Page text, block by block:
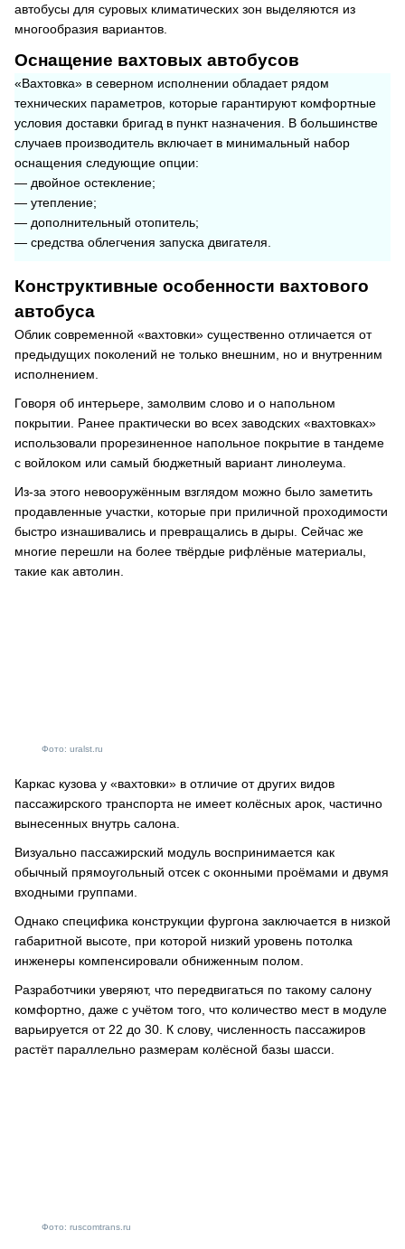
автобусы для суровых климатических зон выделяются из
многообразия вариантов.
Оснащение вахтовых автобусов
«Вахтовка» в северном исполнении обладает рядом
технических параметров, которые гарантируют комфортные
условия доставки бригад в пункт назначения. В большинстве
случаев производитель включает в минимальный набор
оснащения следующие опции:
— двойное остекление;
— утепление;
— дополнительный отопитель;
— средства облегчения запуска двигателя.
Конструктивные особенности вахтового
автобуса
Облик современной «вахтовки» существенно отличается от
предыдущих поколений не только внешним, но и внутренним
исполнением.
Говоря об интерьере, замолвим слово и о напольном
покрытии. Ранее практически во всех заводских «вахтовках»
использовали прорезиненное напольное покрытие в тандеме
с войлоком или самый бюджетный вариант линолеума.
Из-за этого невооружённым взглядом можно было заметить
продавленные участки, которые при приличной проходимости
быстро изнашивались и превращались в дыры. Сейчас же
многие перешли на более твёрдые рифлёные материалы,
такие как автолин.
Фото: uralst.ru
Каркас кузова у «вахтовки» в отличие от других видов
пассажирского транспорта не имеет колёсных арок, частично
вынесенных внутрь салона.
Визуально пассажирский модуль воспринимается как
обычный прямоугольный отсек с оконными проёмами и двумя
входными группами.
Однако специфика конструкции фургона заключается в низкой
габаритной высоте, при которой низкий уровень потолка
инженеры компенсировали обниженным полом.
Разработчики уверяют, что передвигаться по такому салону
комфортно, даже с учётом того, что количество мест в модуле
варьируется от 22 до 30. К слову, численность пассажиров
растёт параллельно размерам колёсной базы шасси.
Фото: ruscomtrans.ru